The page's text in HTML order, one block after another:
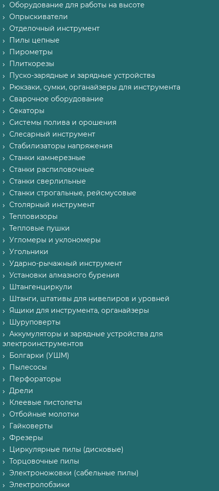
Оборудование для работы на высоте
Опрыскиватели
Отделочный инструмент
Пилы цепные
Пирометры
Плиткорезы
Пуско-зарядные и зарядные устройства
Рюкзаки, сумки, органайзеры для инструмента
Сварочное оборудование
Секаторы
Системы полива и орошения
Слесарный инструмент
Стабилизаторы напряжения
Станки камнерезные
Станки распиловочные
Станки сверлильные
Станки строгальные, рейсмусовые
Столярный инструмент
Тепловизоры
Тепловые пушки
Угломеры и уклономеры
Угольники
Ударно-рычажный инструмент
Установки алмазного бурения
Штангенциркули
Штанги, штативы для нивелиров и уровней
Ящики для инструмента, органайзеры
Шуруповерты
Аккумуляторы и зарядные устройства для
электроинструментов
Болгарки (УШМ)
Пылесосы
Перфораторы
Дрели
Клеевые пистолеты
Отбойные молотки
Гайковерты
Фрезеры
Циркулярные пилы (дисковые)
Торцовочные пилы
Электроножовки (сабельные пилы)
Электролобзики